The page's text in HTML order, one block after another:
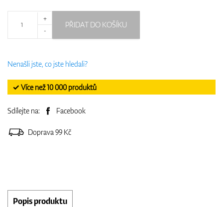
+
-
PŘIDAT DO KOŠÍKU
Nenašli jste, co jste hledali?
✓ Více než 10 000 produktů
Sdílejte na: Facebook
Doprava 99 Kč
Popis produktu